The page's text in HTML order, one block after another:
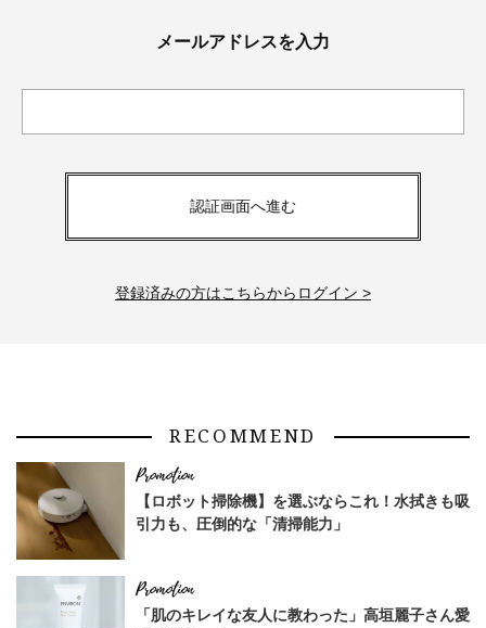
メールアドレスを入力
認証画面へ進む
登録済みの方はこちらからログイン >
RECOMMEND
【ロボット掃除機】を選ぶならこれ！水拭きも吸
引力も、圧倒的な「清掃能力」
「肌のキレイな友人に教わった」高垣麗子さん愛